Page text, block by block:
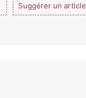
Suggérer un article